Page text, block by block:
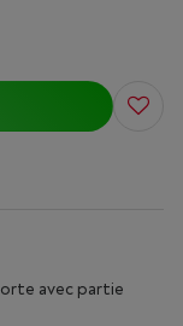
avec partie